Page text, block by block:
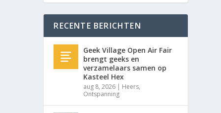
RECENTE BERICHTEN
Geek Village Open Air Fair
brengt geeks en
verzamelaars samen op
Kasteel Hex
aug 8, 2026 | Heers,
Ontspanning